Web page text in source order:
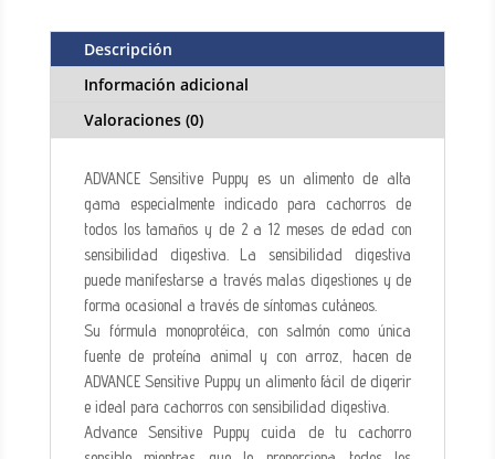
Descripción
Información adicional
Valoraciones (0)
ADVANCE Sensitive Puppy es un alimento de alta
gama especialmente indicado para cachorros de
todos los tamaños y de 2 a 12 meses de edad con
sensibilidad digestiva. La sensibilidad digestiva
puede manifestarse a través malas digestiones y de
forma ocasional a través de síntomas cutáneos.
Su fórmula monoprotéica, con salmón como única
fuente de proteína animal y con arroz, hacen de
ADVANCE Sensitive Puppy un alimento fácil de digerir
e ideal para cachorros con sensibilidad digestiva.
Advance Sensitive Puppy cuida de tu cachorro